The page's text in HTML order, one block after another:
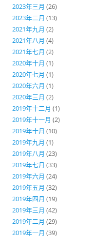
2023年三月 (26)
2023年二月 (13)
2021年九月 (2)
2021年八月 (4)
2021年七月 (2)
2020年十月 (1)
2020年七月 (1)
2020年六月 (1)
2020年三月 (2)
2019年十二月 (1)
2019年十一月 (2)
2019年十月 (10)
2019年九月 (1)
2019年八月 (23)
2019年七月 (33)
2019年六月 (24)
2019年五月 (32)
2019年四月 (19)
2019年三月 (42)
2019年二月 (29)
2019年一月 (39)